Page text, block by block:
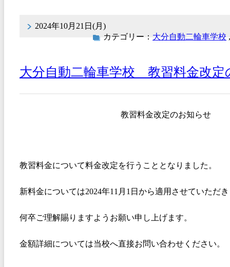
2024年10月21日(月)
カテゴリー： 大分自動二輪車学校 ,
大分自動二輪車学校 教習料金改定
教習料金改定のお知らせ
教習料金について料金改定を行うこととなりました。
新料金については2024年11月1日から適用させていただ
何卒ご理解賜りますようお願い申し上げます。
金額詳細については当校へ直接お問い合わせください。